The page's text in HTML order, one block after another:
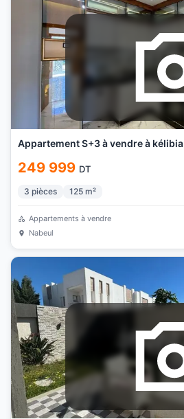
Appartement S+3 à vendre à kélibia
249 999 DT
3 pièces 125 m²
Appartements à vendre
Nabeul